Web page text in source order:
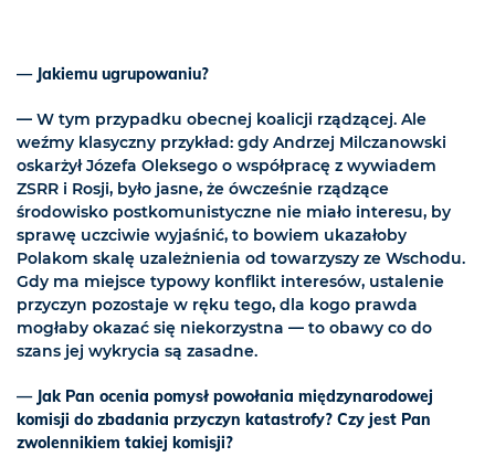
— Jakiemu ugrupowaniu?
— W tym przypadku obecnej koalicji rządzącej. Ale
weźmy klasyczny przykład: gdy Andrzej Milczanowski
oskarżył Józefa Oleksego o współpracę z wywiadem
ZSRR i Rosji, było jasne, że ówcześnie rządzące
środowisko postkomunistyczne nie miało interesu, by
sprawę uczciwie wyjaśnić, to bowiem ukazałoby
Polakom skalę uzależnienia od towarzyszy ze Wschodu.
Gdy ma miejsce typowy konflikt interesów, ustalenie
przyczyn pozostaje w ręku tego, dla kogo prawda
mogłaby okazać się niekorzystna — to obawy co do
szans jej wykrycia są zasadne.
— Jak Pan ocenia pomysł powołania międzynarodowej
komisji do zbadania przyczyn katastrofy? Czy jest Pan
zwolennikiem takiej komisji?